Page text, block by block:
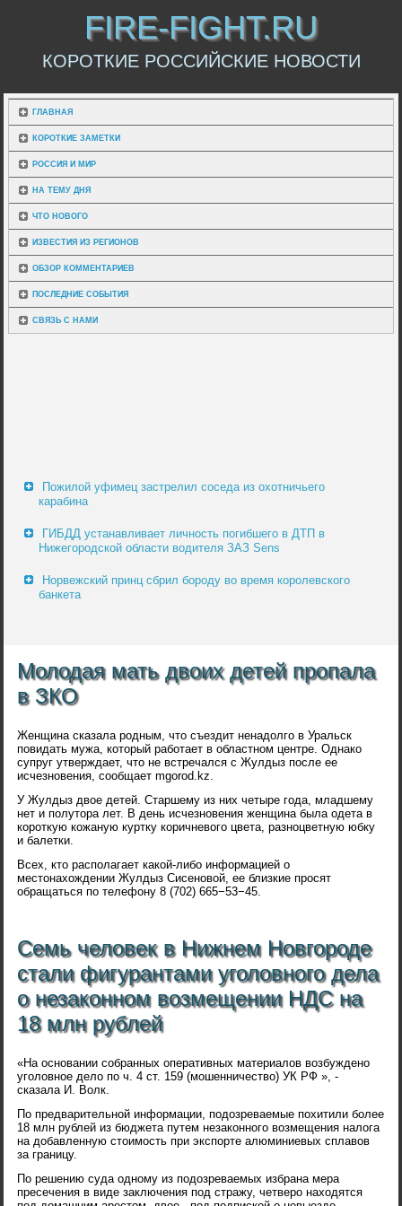
FIRE-FIGHT.RU
КОРОТКИЕ РОССИЙСКИЕ НОВОСТИ
ГЛАВНАЯ
КОРОТКИЕ ЗАМЕТКИ
РОССИЯ И МИР
НА ТЕМУ ДНЯ
ЧТО НОВОГО
ИЗВЕСТИЯ ИЗ РЕГИОНОВ
ОБЗОР КОММЕНТАРИЕВ
ПОСЛЕДНИЕ СОБЫТИЯ
СВЯЗЬ С НАМИ
Пожилой уфимец застрелил соседа из охотничьего
карабина
ГИБДД устанавливает личность погибшего в ДТП в
Нижегородской области водителя ЗАЗ Sens
Норвежский принц сбрил бороду во время королевского
банкета
Молодая мать двоих детей пропала
в ЗКО
Женщина сказала родным, что съездит ненадолго в Уральск
повидать мужа, который работает в областном центре. Однако
супруг утверждает, что не встречался с Жулдыз после ее
исчезновения, сообщает mgorod.kz.
У Жулдыз двое детей. Старшему из них четыре года, младшему
нет и полутора лет. В день исчезновения женщина была одета в
короткую кожаную куртку коричневого цвета, разноцветную юбку
и балетки.
Всех, кто располагает какой-либо информацией о
местонахождении Жулдыз Сисеновой, ее близкие просят
обращаться по телефону 8 (702) 665−53−45.
Семь человек в Нижнем Новгороде
стали фигурантами уголовного дела
о незаконном возмещении НДС на
18 млн рублей
«На основании собранных оперативных материалов возбуждено
уголовное дело по ч. 4 ст. 159 (мошенничество) УК РФ », -
сказала И. Волк.
По предварительной информации, подозреваемые похитили более
18 млн рублей из бюджета путем незаконного возмещения налога
на добавленную стоимость при экспорте алюминиевых сплавов
за границу.
По решению суда одному из подозреваемых избрана мера
пресечения в виде заключения под стражу, четверо находятся